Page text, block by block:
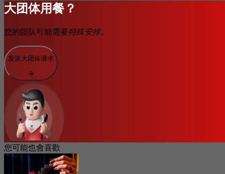
大团体用餐？
您的团队可能需要特殊安排。
发送大团体请求
您可能也會喜歡